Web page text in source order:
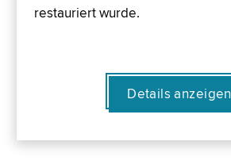
restauriert wurde.
Details anzeigen